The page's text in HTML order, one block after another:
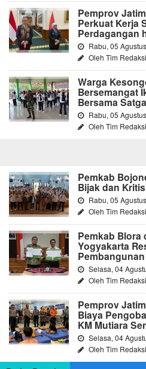
Pemprov
Perkuat Kerja
Perdagangan
Rabu, 05
Oleh Tim Redaksi
Warga
Bersemangat
Bersama
Rabu, 05
Oleh Tim Redaksi
Pemkab
Bijak dan
Rabu, 05
Oleh Tim Redaksi
Pemkab Blora
Yogyakarta
Selasa, 04
Oleh Tim Redaksi
Pemprov
Biaya
KM Mutiara
Selasa, 04
Oleh Tim Redaksi